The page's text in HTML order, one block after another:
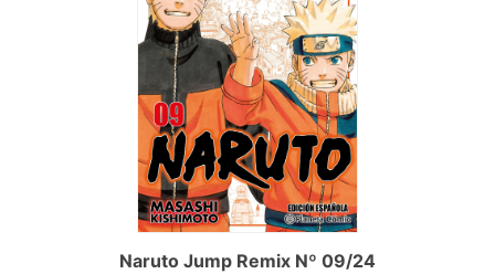
Naruto Jump Remix Nº 09/24